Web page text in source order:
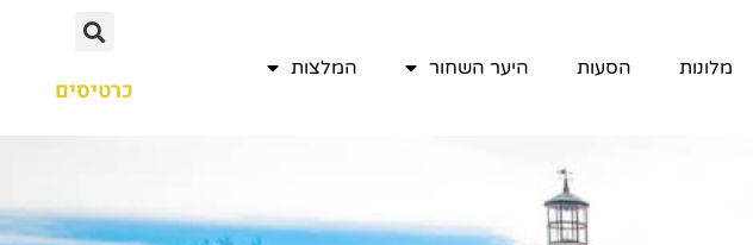
מלונות הסעות היער השחור המלצות
כרטיסים